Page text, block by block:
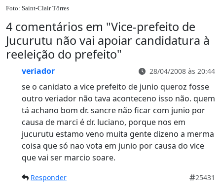
Foto: Saint-Clair Tôrres
4 comentários em "Vice-prefeito de
Jucurutu não vai apoiar candidatura à
reeleição do prefeito"
veriador 28/04/2008 às 20:44
se o canidato a vice prefeito de junio queroz fosse
outro veriador não tava aconteceno isso não. quem
tá achano bom dr. sancre não ficar com junio por
causa de marci é dr. luciano, porque nos em
jucurutu estamo veno muita gente dizeno a merma
coisa que só nao vota em junio por causa do vice
que vai ser marcio soare.
Responder 25431